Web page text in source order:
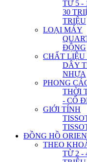
TỪ 5 -
30
TRIỆU
LOẠI MÁY
ĐỘNG
CHẤT LIỆU
DÂY
NHỰA
PHONG
THỜI
- CỔ
GIỚI TÍNH
ĐỒNG HỒ
THEO
TỪ 2 -